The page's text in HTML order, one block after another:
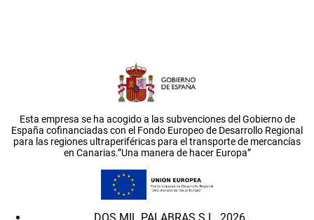
Esta empresa se ha acogido a las subvenciones del Gobierno de
España cofinanciadas con el Fondo Europeo de Desarrollo Regional
para las regiones ultraperiféricas para el transporte de mercancías
en Canarias.”Una manera de hacer Europa”